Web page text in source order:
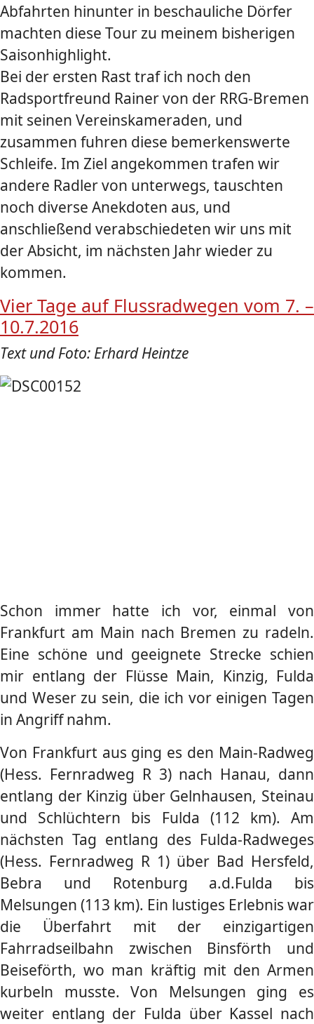
Abfahrten hinunter in beschauliche Dörfer
machten diese Tour zu meinem bisherigen
Saisonhighlight.
Bei der ersten Rast traf ich noch den
Radsportfreund Rainer von der RRG-Bremen
mit seinen Vereinskameraden, und
zusammen fuhren diese bemerkenswerte
Schleife. Im Ziel angekommen trafen wir
andere Radler von unterwegs, tauschten
noch diverse Anekdoten aus, und
anschließend verabschiedeten wir uns mit
der Absicht, im nächsten Jahr wieder zu
kommen.
Vier Tage auf Flussradwegen vom 7. –
10.7.2016
Text und Foto: Erhard Heintze
Schon immer hatte ich vor, einmal von
Frankfurt am Main nach Bremen zu radeln.
Eine schöne und geeignete Strecke schien
mir entlang der Flüsse Main, Kinzig, Fulda
und Weser zu sein, die ich vor einigen Tagen
in Angriff nahm.
Von Frankfurt aus ging es den Main-Radweg
(Hess. Fernradweg R 3) nach Hanau, dann
entlang der Kinzig über Gelnhausen, Steinau
und Schlüchtern bis Fulda (112 km). Am
nächsten Tag entlang des Fulda-Radweges
(Hess. Fernradweg R 1) über Bad Hersfeld,
Bebra und Rotenburg a.d.Fulda bis
Melsungen (113 km). Ein lustiges Erlebnis war
die Überfahrt mit der einzigartigen
Fahrradseilbahn zwischen Binsförth und
Beiseförth, wo man kräftig mit den Armen
kurbeln musste. Von Melsungen ging es
weiter entlang der Fulda über Kassel nach